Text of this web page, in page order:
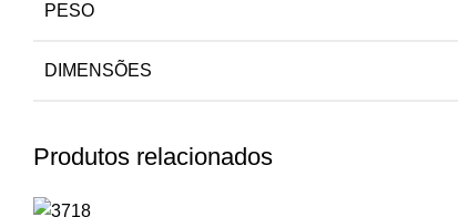
PESO
DIMENSÕES
Produtos relacionados